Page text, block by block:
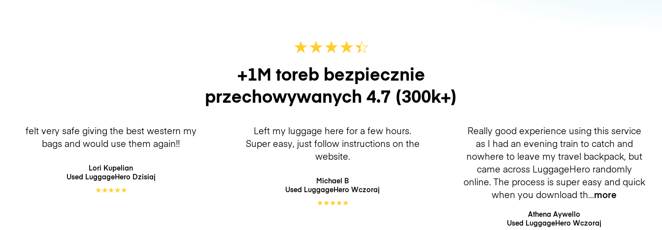
★★★★☆
★
+1M toreb bezpiecznie
przechowywanych 4.7 (300k+)
felt very safe giving the best western my
bags and would use them again!!
Lori Kupelian
Used LuggageHero Dzisiaj
★★★★★
Left my luggage here for a few hours.
Super easy, just follow instructions on the
website.
Michael B
Used LuggageHero Wczoraj
★★★★★
Really good experience using this service
as I had an evening train to catch and
nowhere to leave my travel backpack, but
came across LuggageHero randomly
online. The process is super easy and quick
when you download th more
Athena Aywello
Used LuggageHero Wczoraj